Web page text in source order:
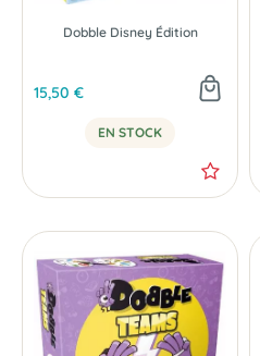
Dobble Disney Édition
15,50 €
EN STOCK